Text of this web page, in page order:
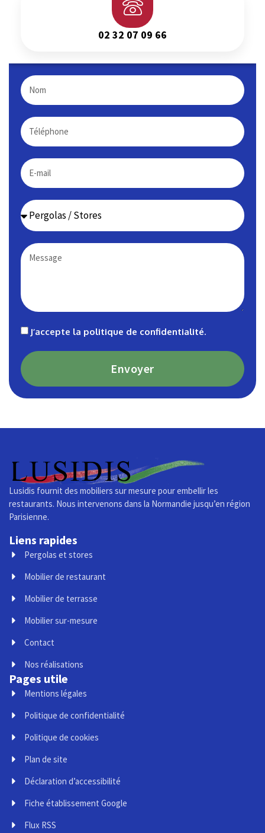
J’accepte la politique de confidentialité.
Envoyer
02 32 07 09 66
Lusidis fournit des mobiliers sur mesure pour embellir les
restaurants. Nous intervenons dans la Normandie jusqu’en région
Parisienne.
Liens rapides
Pergolas et stores
Mobilier de restaurant
Mobilier de terrasse
Mobilier sur-mesure
Contact
Nos réalisations
Pages utile
Mentions légales
Politique de confidentialité
Politique de cookies
Plan de site
Déclaration d’accessibilité
Fiche établissement Google
Flux RSS